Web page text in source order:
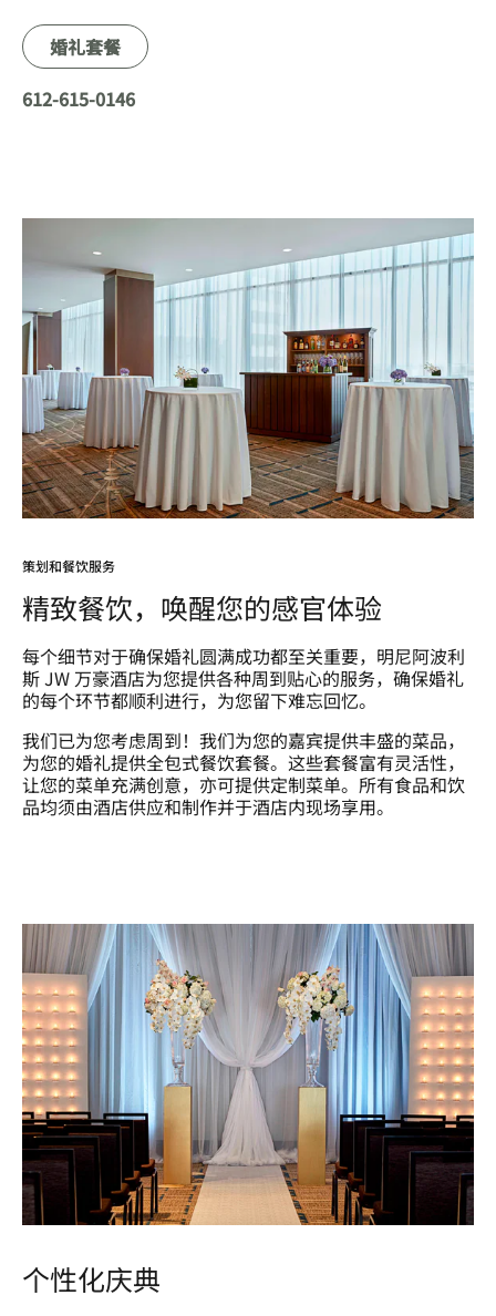
婚礼套餐
612-615-0146
策划和餐饮服务
精致餐饮，唤醒您的感官体验
每个细节对于确保婚礼圆满成功都至关重要，明尼阿波利
斯 JW 万豪酒店为您提供各种周到贴心的服务，确保婚礼
的每个环节都顺利进行，为您留下难忘回忆。
我们已为您考虑周到！我们为您的嘉宾提供丰盛的菜品，
为您的婚礼提供全包式餐饮套餐。这些套餐富有灵活性，
让您的菜单充满创意，亦可提供定制菜单。所有食品和饮
品均须由酒店供应和制作并于酒店内现场享用。
个性化庆典